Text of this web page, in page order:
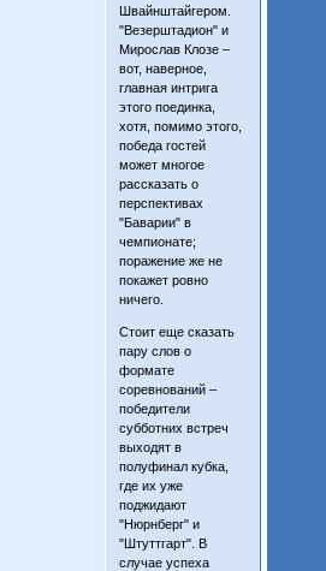
Швайнштайгером.
"Везерштадион" и
Мирослав Клозе –
вот, наверное,
главная интрига
этого поединка,
хотя, помимо этого,
победа гостей
может многое
рассказать о
перспективах
"Баварии" в
чемпионате;
поражение же не
покажет ровно
ничего.
Стоит еще сказать
пару слов о
формате
соревнований –
победители
субботних встреч
выходят в
полуфинал кубка,
где их уже
поджидают
"Нюрнберг" и
"Штуттгарт". В
случае успеха